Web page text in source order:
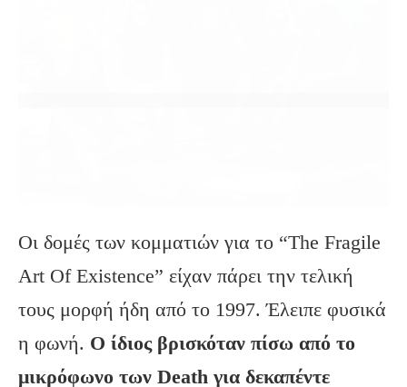
Οι δομές των κομματιών για το “The Fragile
Art Of Existence” είχαν πάρει την τελική
τους μορφή ήδη από το 1997. Έλειπε φυσικά
η φωνή. Ο ίδιος βρισκόταν πίσω από το
μικρόφωνο των Death για δεκαπέντε